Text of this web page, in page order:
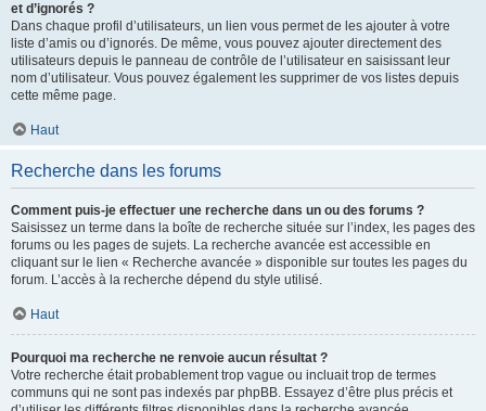
et d’ignorés ?
Dans chaque profil d’utilisateurs, un lien vous permet de les ajouter à votre
liste d’amis ou d’ignorés. De même, vous pouvez ajouter directement des
utilisateurs depuis le panneau de contrôle de l’utilisateur en saisissant leur
nom d’utilisateur. Vous pouvez également les supprimer de vos listes depuis
cette même page.
Haut
Recherche dans les forums
Comment puis-je effectuer une recherche dans un ou des forums ?
Saisissez un terme dans la boîte de recherche située sur l’index, les pages des
forums ou les pages de sujets. La recherche avancée est accessible en
cliquant sur le lien « Recherche avancée » disponible sur toutes les pages du
forum. L’accès à la recherche dépend du style utilisé.
Haut
Pourquoi ma recherche ne renvoie aucun résultat ?
Votre recherche était probablement trop vague ou incluait trop de termes
communs qui ne sont pas indexés par phpBB. Essayez d’être plus précis et